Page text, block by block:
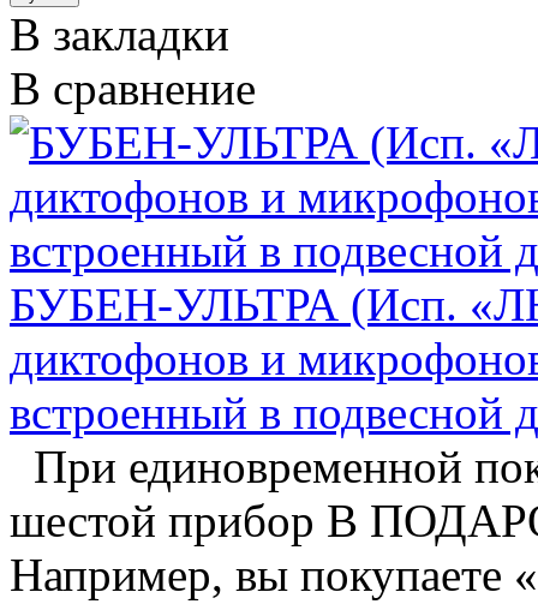
В закладки
В сравнение
БУБЕН-УЛЬТРА (Исп.
диктофонов и
встроенный в подвесной
При единовременной
шестой прибор В
Например, вы покупаете